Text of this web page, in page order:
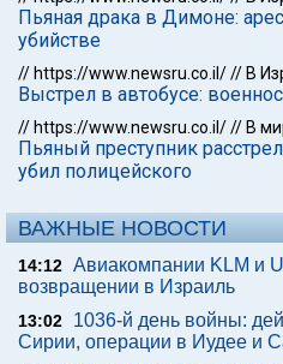
Пьяная драка в Димоне:
убийстве
// https://www.newsru.co.il/// В
Выстрел в автобусе:
// https://www.newsru.co.il/// В
Пьяный преступник
убил полицейского
ВАЖНЫЕ НОВОСТИ
14:12 Авиакомпании KLM и
возвращении в Израиль
13:02
1036-й день войны:
Сирии, операции в Иудее и